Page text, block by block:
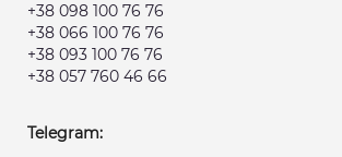
+38 098 100 76 76
+38 066 100 76 76
+38 093 100 76 76
+38 057 760 46 66
Telegram: